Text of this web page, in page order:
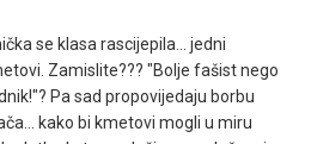
se klasa rascijepila... jedni
Zamislite??? "Bolje fašist nego
Pa sad propovijedaju borbu
kako bi kmetovi mogli u miru